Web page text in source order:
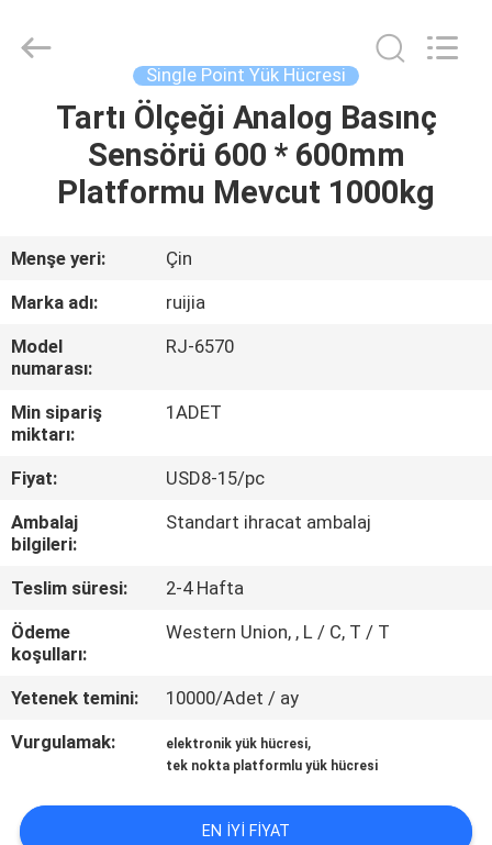
ÜRÜNLER
VIDEOLAR
FABRIKA
TURU
KALITE
KONTROL
BIZE
ULAŞIN
TEKLIF
Measurement
Instruments
Single Point Yük Hücresi
Tartı Ölçeği Analog Basınç
Sensörü 600 * 600mm
Platformu Mevcut 1000kg
Menşe yeri:
Çin
Marka adı:
ruijia
Model
numarası:
RJ-6570
Min sipariş
miktarı:
1ADET
Fiyat:
USD8-15/pc
Ambalaj
bilgileri:
Standart ihracat ambalaj
Teslim süresi:
2-4 Hafta
Ödeme
koşulları:
Western Union, , L / C, T / T
Yetenek temini:
10000/Adet / ay
Vurgulamak:
elektronik yük hücresi,
tek nokta platformlu yük hücresi
EN IYI FIYAT